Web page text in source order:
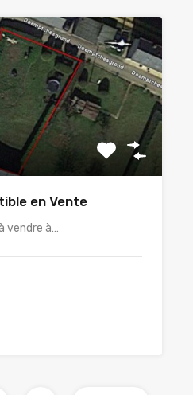
en Vente
vendre à…